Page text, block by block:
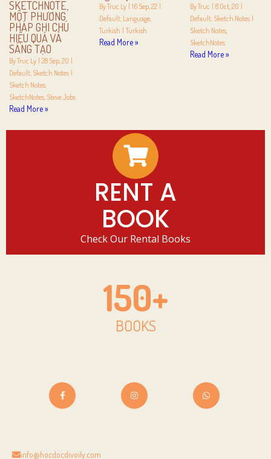
SKETCHNOTE,
MỘT PHƯƠNG
PHÁP GHI CHÚ
HIỆU QUẢ VÀ
SÁNG TẠO
ByTruc Ly 28 Sep, 20
Default Sketch Notes
Sketch Notes
SketchNotes Steve Jobs
Read More »
ByTruc Ly 16 Sep, 22
Default Language
Turkish
Turkish
Read More »
ByTruc 8 Oct, 20
Default Sketch Notes
Sketch Notes
SketchNotes
Read More »
RENT A
BOOK
Check Our Rental Books
150+
BOOKS
info@hocdocdivoily.com